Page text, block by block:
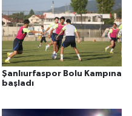
Şanlıurfaspor Bolu Kampına
başladı